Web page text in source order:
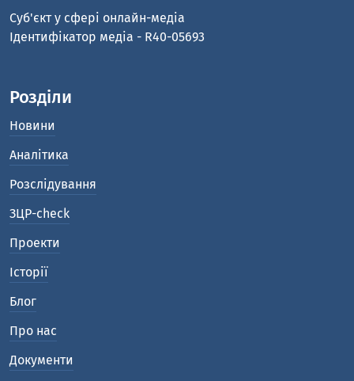
Cуб'єкт у сфері онлайн-медіа
Ідентифікатор медіа - R40-05693
Розділи
Новини
Аналітика
Розслідування
ЗЦР-check
Проекти
Історії
Блог
Про нас
Документи